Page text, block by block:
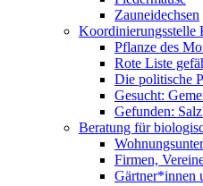
Zauneidechsen
Koordinierungsstelle
Pflanze des
Rote Liste
Die politische
Gesucht:
Gefunden:
Beratung für
Firmen,
Gärtner*innen